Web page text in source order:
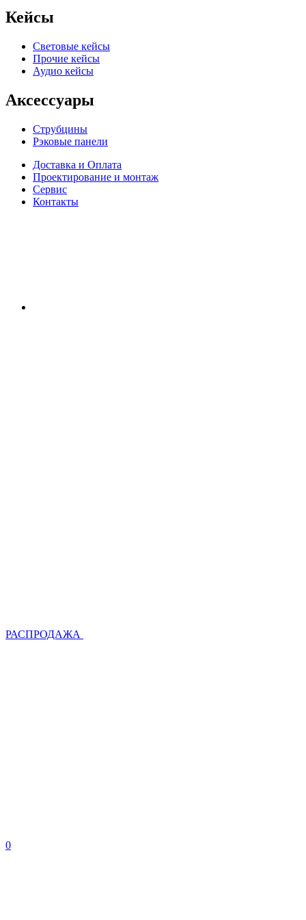
Кейсы
Световые кейсы
Прочие кейсы
Аудио кейсы
Аксессуары
Струбцины
Рэковые панели
Доставка и Оплата
Проектирование и монтаж
Сервис
Контакты
РАСПРОДАЖА
0